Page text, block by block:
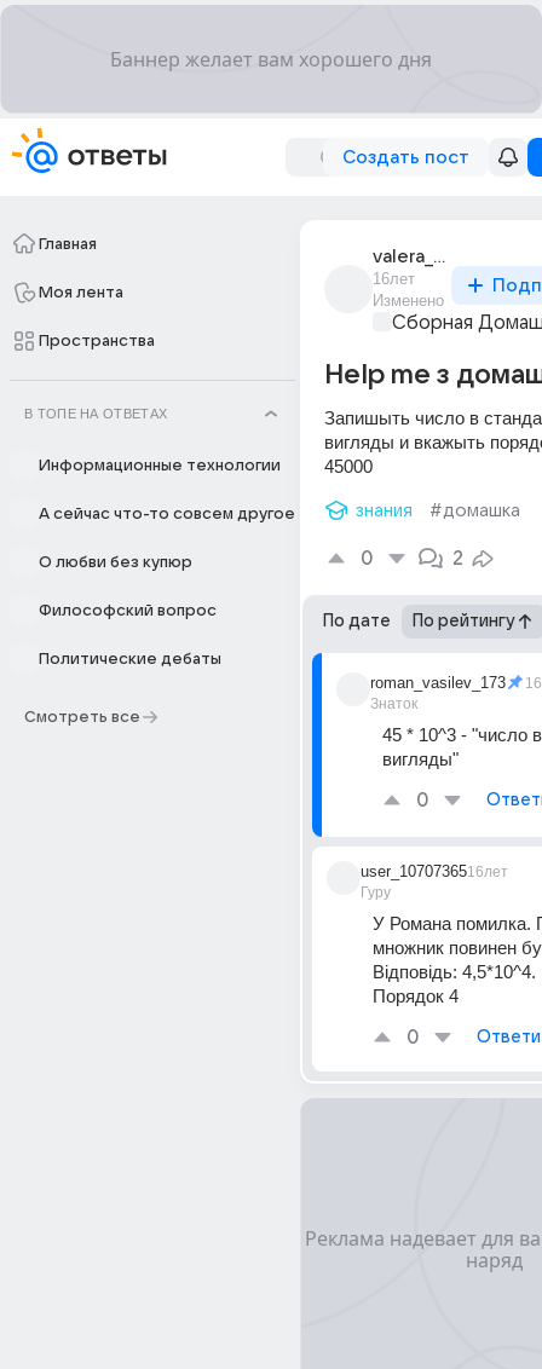
Создать пост
Главная
Моя лента
Пространства
В ТОПЕ НА ОТВЕТАХ
Информационные технологии
А сейчас что-то совсем другое
О любви без купюр
Философский вопрос
Политические дебаты
Смотреть все
valera_ostapenko_7
16лет
Изменено
Сборная
Help me з
Запишыть число в
вигляды и вкажыть
45000
знания #домашка
0 2
По дате По рейтингу
roman_vasilev_173
Знаток
45 * 10^3 - "число
вигляды"
0
user_10707365
Гуру
16лет
У Романа помилка.
Відповідь: 4,5*10^4.
Порядок 4
0